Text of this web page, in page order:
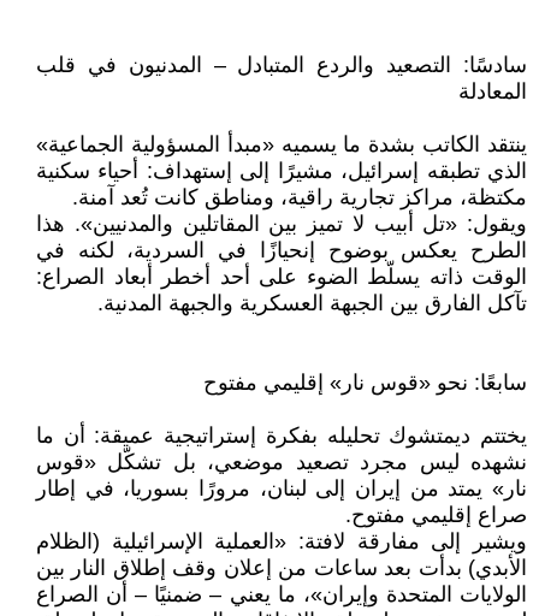
سادسًا: التصعيد والردع المتبادل – المدنيون في قلب
المعادلة
ينتقد الكاتب بشدة ما يسميه «مبدأ المسؤولية الجماعية»
الذي تطبقه إسرائيل، مشيرًا إلى إستهداف: أحياء سكنية
مكتظة، مراكز تجارية راقية، ومناطق كانت تُعد آمنة.
ويقول: «تل أبيب لا تميز بين المقاتلين والمدنيين». هذا
الطرح يعكس بوضوح إنحيازًا في السردية، لكنه في
الوقت ذاته يسلّط الضوء على أحد أخطر أبعاد الصراع:
تآكل الفارق بين الجبهة العسكرية والجبهة المدنية.
سابعًا: نحو «قوس نار» إقليمي مفتوح
يختتم ديمتشوك تحليله بفكرة إستراتيجية عميقة: أن ما
نشهده ليس مجرد تصعيد موضعي، بل تشكّل «قوس
نار» يمتد من إيران إلى لبنان، مرورًا بسوريا، في إطار
صراع إقليمي مفتوح.
ويشير إلى مفارقة لافتة: «العملية الإسرائيلية (الظلام
الأبدي) بدأت بعد ساعات من إعلان وقف إطلاق النار بين
الولايات المتحدة وإيران»، ما يعني – ضمنيًا – أن الصراع